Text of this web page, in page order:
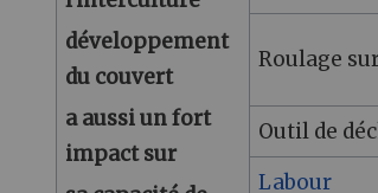
développement
du couvert
a aussi un fort
impact sur
Roulage
Outil de
Labour